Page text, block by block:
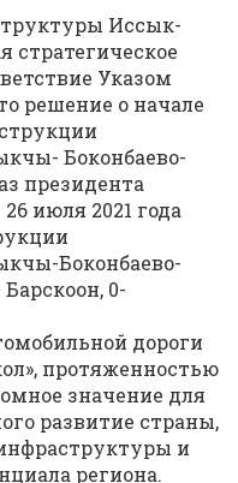
Иссык-
стратегическое
Указом
решение о начале
Боконбаево-
президента
июля 2021 года
Боконбаево-
0-
дороги
протяженностью
значение для
развитие страны,
и
региона.